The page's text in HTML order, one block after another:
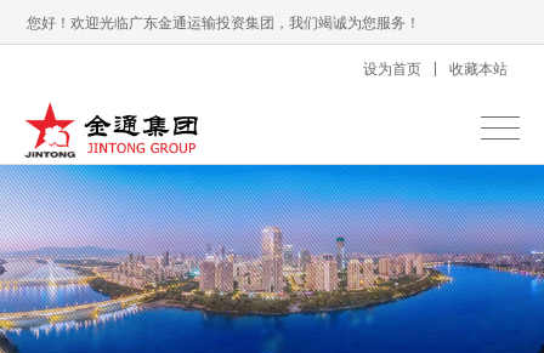
您好！欢迎光临广东金通运输投资集团，我们竭诚为您服务！
设为首页 收藏本站